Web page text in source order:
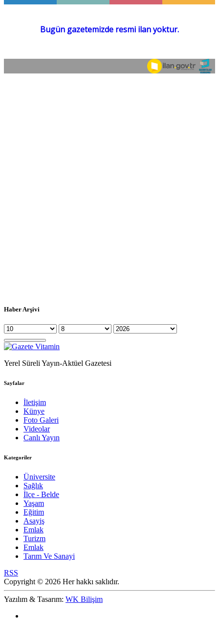
Haber Arşivi
Yerel Süreli Yayın-Aktüel Gazetesi
Sayfalar
İletişim
Künye
Foto Galeri
Videolar
Canlı Yayın
Kategoriler
Üniversite
Sağlık
İlçe - Belde
Yaşam
Eğitim
Asayiş
Emlak
Turizm
Emlak
Tarım Ve Sanayi
RSS
Copyright © 2026 Her hakkı saklıdır.
Yazılım & Tasarım: WK Bilişim